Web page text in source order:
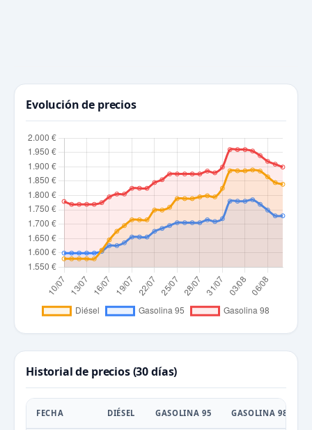
Evolución de precios
Historial de precios (30 días)
FECHA DIÉSEL GASOLINA 95 GASOLINA 98